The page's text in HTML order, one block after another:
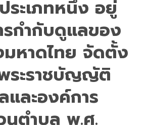
ประเภทหนึ่ง อยู่
รกำกับดูแลของ
มหาดไทย จัดตั้ง
ระราชบัญญัติ
และองค์การ
นตำบล พ.ศ.